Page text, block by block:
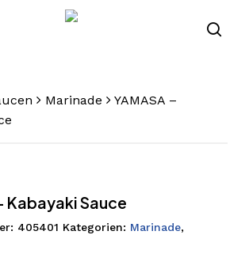
Marinade
YAMASA –
Kabayaki Sauce
405401 Kategorien: Marinade,